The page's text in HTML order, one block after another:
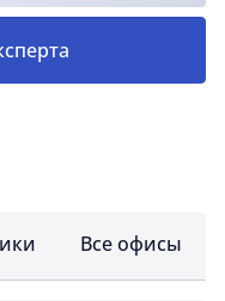
Все офисы